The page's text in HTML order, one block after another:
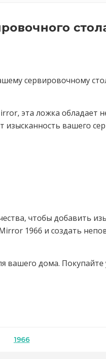
сервировочному
эта ложка обладает
вашего
чтобы добавить
1966 и создать
дома.
1966